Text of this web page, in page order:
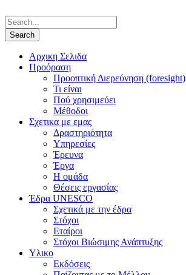
Αρχικη Σελιδα
Προόραση
Προοπτική Διερεύνηση (foresight)
Τι είναι
Πού χρησιμεύει
Μέθοδοι
Σχετικα με εμας
Δραστηριότητα
Υπηρεσίες
Έρευνα
Έργα
Η ομάδα
Θέσεις εργασίας
Έδρα UNESCO
Σχετικά με την έδρα
Στόχοι
Εταίροι
Στόχοι Βιώσιμης Ανάπτυξης
Υλικο
Εκδόσεις